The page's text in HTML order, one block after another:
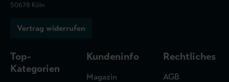
50678 Köln
Vertrag widerrufen
Top-
Kategorien
Kundeninfo
Magazin
Rechtliches
AGB